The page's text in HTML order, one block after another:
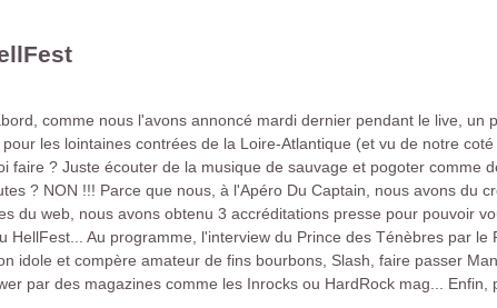
comme nous l'avons annoncé mardi dernier pendant le live,
les lointaines contrées de la Loire-Atlantique (et vu de notre
faire ? Juste écouter de la musique de sauvage et pogoter comme
? NON !!! Parce que nous, à l'Apéro Du Captain, nous avons du
du web, nous avons obtenu 3 accréditations presse pour pouvoir
HellFest... Au programme, l'interview du Prince des Ténèbres par
idole et compère amateur de fins bourbons, Slash, faire passer
par des magazines comme les Inrocks ou HardRock mag... Enfin,